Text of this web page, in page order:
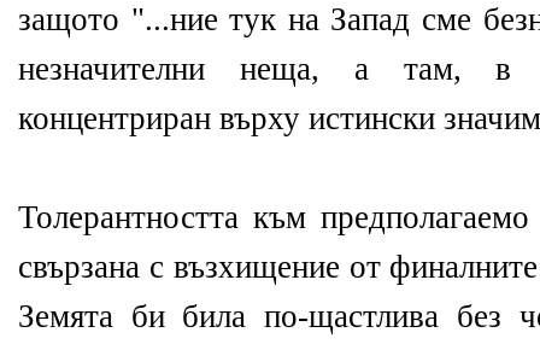
защото "...ние тук на Запад сме
незначителни неща, а там, в
концентриран върху истински
Толерантността към
свързана с възхищение от
Земята би била по-щастлива без